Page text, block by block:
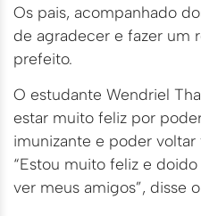
Os pais, acompanhado
de agradecer e fazer um
prefeito.
O estudante Wendriel
estar muito feliz por
imunizante e poder voltar
“Estou muito feliz e
ver meus amigos”, disse